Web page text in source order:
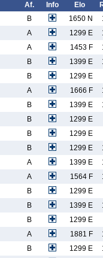
Af. Info Elo
B 1650 N
A 1299 E
A 1453 F
B 1399 E
B
1299 E
A 1666 F
B 1399 E
B
1299 E
B
1299 E
B 1299 E
A 1399 E
A 1564 F
B
1299 E
B 1399 E
B
1299 E
A 1881 F
B 1299 E